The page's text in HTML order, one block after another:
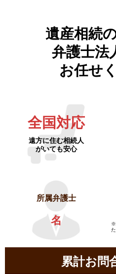
遺産相続
弁護士法
お任せ
全国対応
遠方に住む相続人
がいても安心
所属弁護士
名
※
累計お問